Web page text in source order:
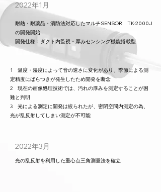
2022年1月
耐熱・耐薬品・消防法対応したマルチSENSOR TK-2000J
の開発開始
​開発仕様：ダクト内監視・厚みセンシング機能搭載型
1 温度・湿度によって音の速さに変化があり、季節による測
定精度にばらつきが発生したため開発を断念
2 現在の画像処理技術では、汚れの厚みを測定することが困
難と判明
​3 光による測定に開発は絞られたが、密閉空間内測定の為、
光が乱反射してしまい測定が不可能
2022年3月
光の乱反射を利用した重心点三角測量法を確立